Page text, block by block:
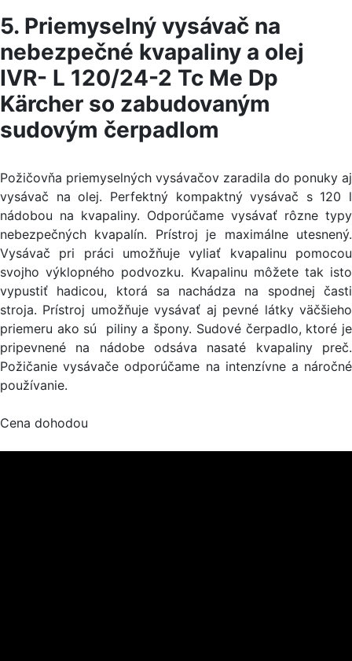
5. Priemyselný vysávač na
nebezpečné kvapaliny a olej
IVR- L 120/24-2 Tc Me Dp
Kärcher so zabudovaným
sudovým čerpadlom
Požičovňa priemyselných vysávačov zaradila do ponuky aj
vysávač na olej. Perfektný kompaktný vysávač s 120 l
nádobou na kvapaliny. Odporúčame vysávať rôzne typy
nebezpečných kvapalín. Prístroj je maximálne utesnený.
Vysávač pri práci umožňuje vyliať kvapalinu pomocou
svojho výklopného podvozku. Kvapalinu môžete tak isto
vypustiť hadicou, ktorá sa nachádza na spodnej časti
stroja. Prístroj umožňuje vysávať aj pevné látky väčšieho
priemeru ako sú piliny a špony. Sudové čerpadlo, ktoré je
pripevnené na nádobe odsáva nasaté kvapaliny preč.
Požičanie vysávače odporúčame na intenzívne a náročné
používanie.
Cena dohodou